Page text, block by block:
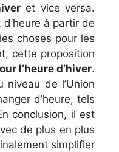
et vice versa.
à partir de
choses pour les
cette proposition
l’heure d’hiver.
niveau de l’Union
d’heure, tels
conclusion, il est
de plus en plus
simplifier